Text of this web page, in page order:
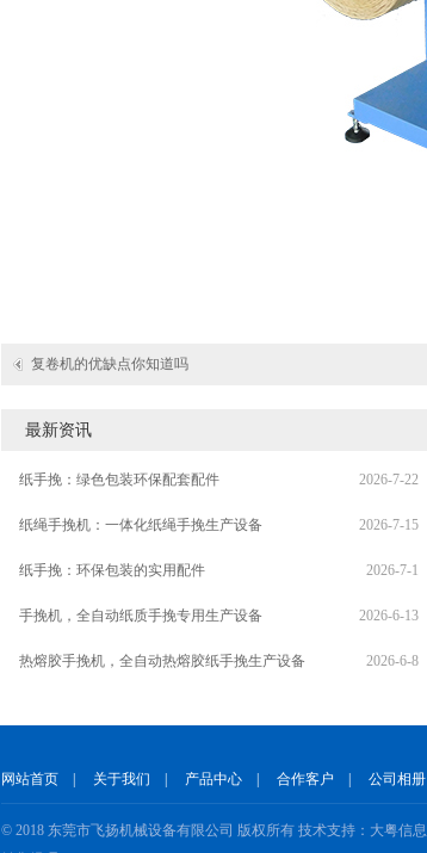
复卷机的优缺点你知道吗
最新资讯
纸手挽：绿色包装环保配套配件 2026-7-22
纸绳手挽机：一体化纸绳手挽生产设备 2026-7-15
纸手挽：环保包装的实用配件 2026-7-1
手挽机，全自动纸质手挽专用生产设备 2026-6-13
热熔胶手挽机，全自动热熔胶纸手挽生产设备 2026-6-8
网站首页 关于我们 产品中心 合作客户 公司相册
© 2018 东莞市飞扬机械设备有限公司 版权所有 技术支持：大粤信息